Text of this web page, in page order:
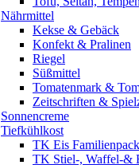
Nährmittel
Kekse & Gebäck
Konfekt & Pralinen
Riegel
Süßmittel
Tomatenmark &
Zeitschriften &
Sonnencreme
Tiefkühlkost
TK Eis
TK Stiel-, Waffel-&